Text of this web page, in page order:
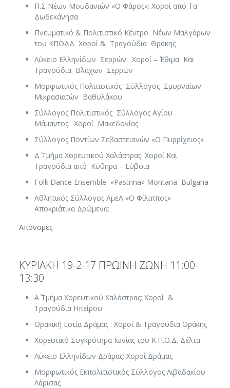
Π.Σ Νέων Μουδανιών «Ο Φάρος»: Χοροί από Τα
Δωδεκάνησα
Πνευματικό & Πολιτιστικό Κέντρο Νέων Μαλγάρων
του ΚΠΟΔΔ Χοροί & Τραγούδια Θράκης
Λύκειο Ελληνίδων Σερρών: Χοροί – Έθιμα Και
Τραγούδια Βλάχων Σερρών
Μορφωτικός Πολιτιστικός Σύλλογος Σμυρναίων
Μικρασιατών Βαθυλάκου
Σύλλογος Πολιτιστικός Σύλλογος Αγίου
Μάμαντος: Χοροί Μακεδονίας
Σύλλογος Ποντίων Σεβαστειανών «Ο Πυρρίχειος»
Δ΄ Τμήμα Χορευτικού Χαλάστρας: Χοροί Και
Τραγούδια από Κύθηρα – Εύβοια
Folk Dance Ensemble «Pastrina» Montana Bulgaria
Αθλητικός Σύλλογος ΑμεΑ «Ο Φίλιππος»
Αποκριάτικα Δρώμενα:
Απονομές
ΚΥΡΙΑΚΗ 19-2-17 ΠΡΩΙΝΗ ΖΩΝΗ 11:00-
13:30
Α΄ Τμήμα Χορευτικού Χαλάστρας: Χοροί &
Τραγούδια Ηπείρου
Θρακική Εστία Δράμας : Χοροί & Τραγούδια Θράκης
Χορευτικό Συγκρότημα Ιωνίας του Κ.Π.Ο.Δ. Δέλτα
Λύκειο Ελληνίδων Δράμας: Χοροί Δράμας
Μορφωτικός Εκπολιτιστικός Σύλλογος Λιβαδακίου
Λάρισας